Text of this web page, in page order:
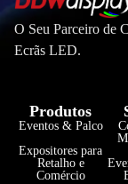
O Seu Parceiro de
Ecrãs LED.
Produtos
Eventos & Palco
Expositores para
Retalho e
Comércio